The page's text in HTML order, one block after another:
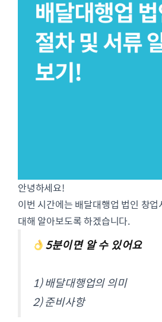
안녕하세요!
이번 시간에는 배달대행업 법인 창
대해 알아보도록 하겠습니다.
5분이면 알 수 있어요
1) 배달대행업의 의미
2) 준비사항